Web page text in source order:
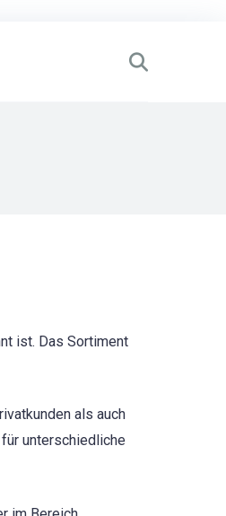
ist. Das Sortiment
als auch
unterschiedliche